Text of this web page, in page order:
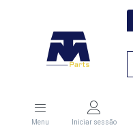
Menu Iniciar sessão